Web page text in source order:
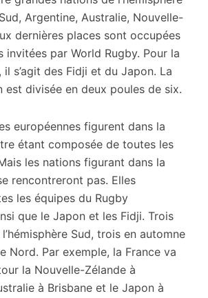
Argentine, Australie, Nouvelle-
dernières places sont occupées
invitées par World Rugby. Pour la
s’agit des Fidji et du Japon. La
est divisée en deux poules de six.
européennes figurent dans la
étant composée de toutes les
les nations figurant dans la
rencontreront pas. Elles
les équipes du Rugby
que le Japon et les Fidji. Trois
Sud, trois en automne
Nord. Par exemple, la France va
la Nouvelle-Zélande à
à Brisbane et le Japon à